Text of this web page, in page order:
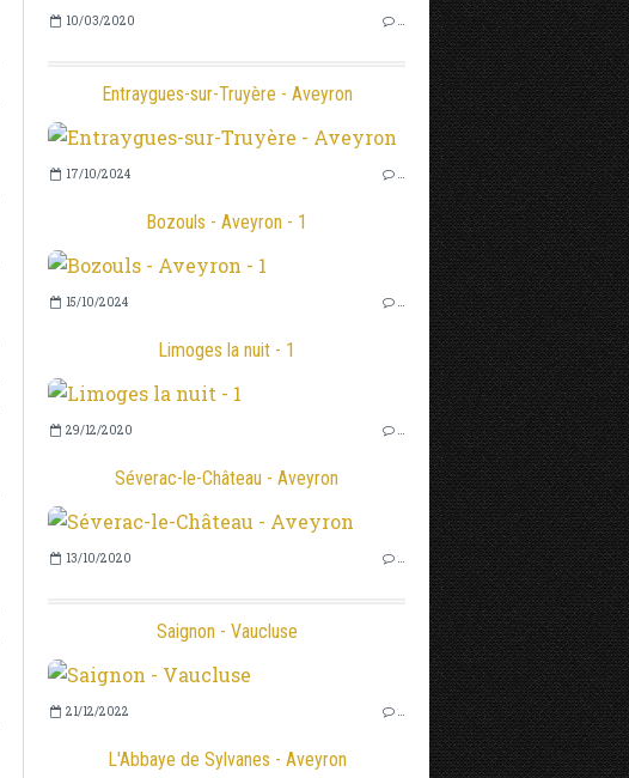
10/03/2020 …
Entraygues-sur-Truyère - Aveyron
17/10/2024 …
Bozouls - Aveyron - 1
15/10/2024 …
Limoges la nuit - 1
29/12/2020 …
Séverac-le-Château - Aveyron
13/10/2020 …
Saignon - Vaucluse
21/12/2022 …
L'Abbaye de Sylvanes - Aveyron